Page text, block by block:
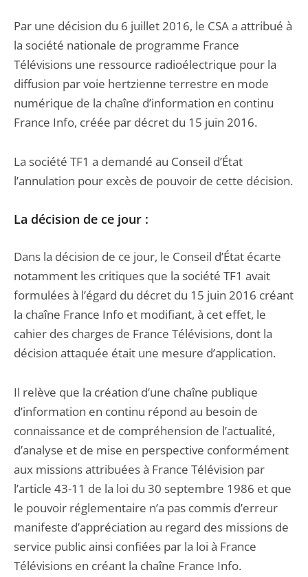
Par une décision du 6 juillet 2016, le CSA a attribué à
la société nationale de programme France
Télévisions une ressource radioélectrique pour la
diffusion par voie hertzienne terrestre en mode
numérique de la chaîne d’information en continu
France Info, créée par décret du 15 juin 2016.
La société TF1 a demandé au Conseil d’État
l’annulation pour excès de pouvoir de cette décision.
La décision de ce jour :
Dans la décision de ce jour, le Conseil d’État écarte
notamment les critiques que la société TF1 avait
formulées à l’égard du décret du 15 juin 2016 créant
la chaîne France Info et modifiant, à cet effet, le
cahier des charges de France Télévisions, dont la
décision attaquée était une mesure d’application.
Il relève que la création d’une chaîne publique
d’information en continu répond au besoin de
connaissance et de compréhension de l’actualité,
d’analyse et de mise en perspective conformément
aux missions attribuées à France Télévision par
l’article 43-11 de la loi du 30 septembre 1986 et que
le pouvoir réglementaire n’a pas commis d’erreur
manifeste d’appréciation au regard des missions de
service public ainsi confiées par la loi à France
Télévisions en créant la chaîne France Info.